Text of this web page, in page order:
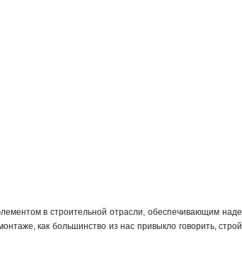
в строительной отрасли, обеспечивающим
как большинство из нас привыкло говорить,